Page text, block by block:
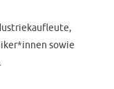
sowie